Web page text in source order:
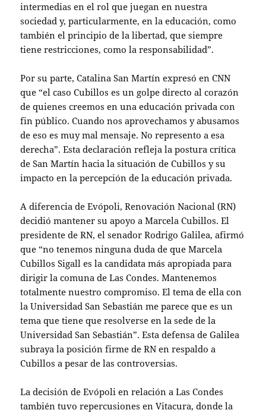
intermedias en el rol que juegan en nuestra
sociedad y, particularmente, en la educación, como
también el principio de la libertad, que siempre
tiene restricciones, como la responsabilidad”.
Por su parte, Catalina San Martín expresó en CNN
que “el caso Cubillos es un golpe directo al corazón
de quienes creemos en una educación privada con
fin público. Cuando nos aprovechamos y abusamos
de eso es muy mal mensaje. No represento a esa
derecha”. Esta declaración refleja la postura crítica
de San Martín hacia la situación de Cubillos y su
impacto en la percepción de la educación privada.
A diferencia de Evópoli, Renovación Nacional (RN)
decidió mantener su apoyo a Marcela Cubillos. El
presidente de RN, el senador Rodrigo Galilea, afirmó
que “no tenemos ninguna duda de que Marcela
Cubillos Sigall es la candidata más apropiada para
dirigir la comuna de Las Condes. Mantenemos
totalmente nuestro compromiso. El tema de ella con
la Universidad San Sebastián me parece que es un
tema que tiene que resolverse en la sede de la
Universidad San Sebastián”. Esta defensa de Galilea
subraya la posición firme de RN en respaldo a
Cubillos a pesar de las controversias.
La decisión de Evópoli en relación a Las Condes
también tuvo repercusiones en Vitacura, donde la